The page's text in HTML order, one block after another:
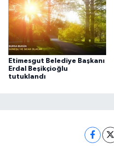
Etimesgut Belediye Başkanı
Erdal Beşikçioğlu
tutuklandı